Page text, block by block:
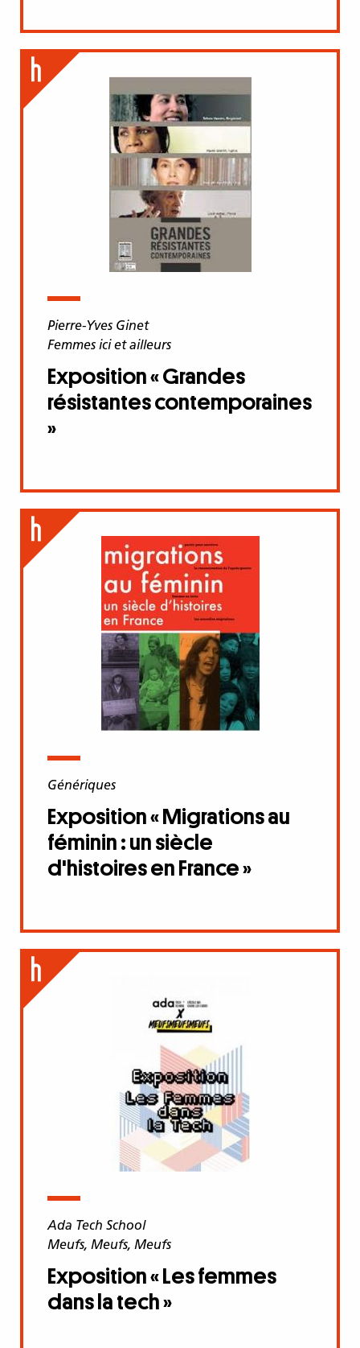
Pierre-Yves Ginet
Femmes ici et ailleurs
Exposition « Grandes
résistantes contemporaines
»
Génériques
Exposition « Migrations au
féminin : un siècle
d'histoires en France »
Ada Tech School
Meufs, Meufs, Meufs
Exposition « Les femmes
dans la tech »